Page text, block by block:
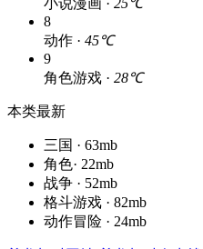
8
动作 · 45℃
9
角色游戏 · 28℃
本类最新
三国 · 63mb
角色· 22mb
战争 · 52mb
格斗游戏 · 82mb
动作冒险 · 24mb